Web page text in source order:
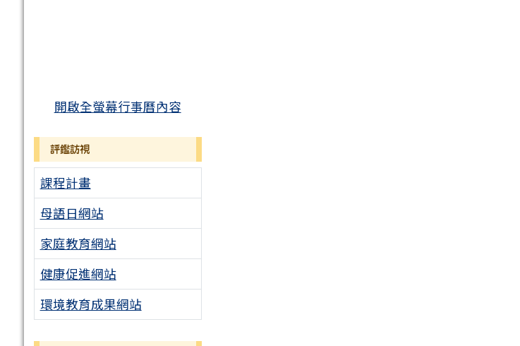
開啟全螢幕行事曆內容
評鑑訪視
課程計畫
母語日網站
家庭教育網站
健康促進網站
環境教育成果網站